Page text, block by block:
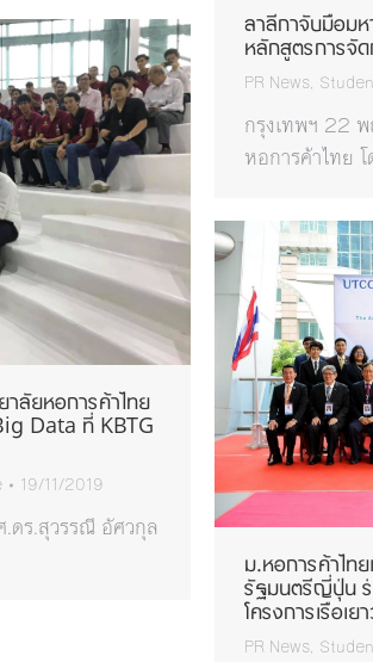
ลาลีกาจับมือม
หลักสูตรการจั
PR News,
กรุงเทพฯ 22
หอการค้าไทย
ลัยหอการค้าไทย
Data ที่ KBTG
19/11/2019
ร.สุวรรณี อัศวกุล
ม.หอการค้าไท
รัฐมนตรีญี่ปุ่น
โครงการเรือเย
PR News,